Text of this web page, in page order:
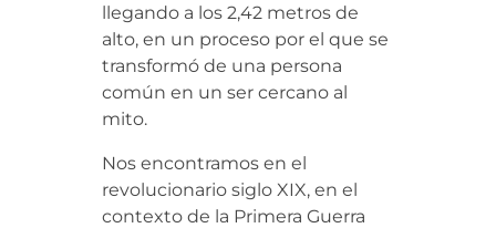
llegando a los 2,42 metros de
alto, en un proceso por el que se
transformó de una persona
común en un ser cercano al
mito.
Nos encontramos en el
revolucionario siglo XIX, en el
contexto de la Primera Guerra